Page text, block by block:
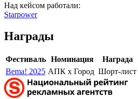
Над кейсом работали:
Starpower
Награды
Фестиваль Номинация Награда
Bema! 2025 АПК x Город Шорт-лист